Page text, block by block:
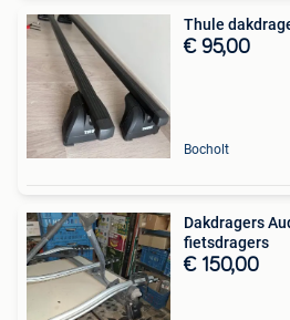
Thule
€ 95,00
Bocholt
Dakdragers
fietsdragers
€ 150,00